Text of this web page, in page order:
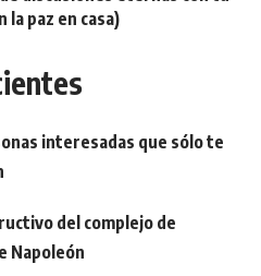
paz en casa)
interesadas que sólo te
del complejo de
Napoleón